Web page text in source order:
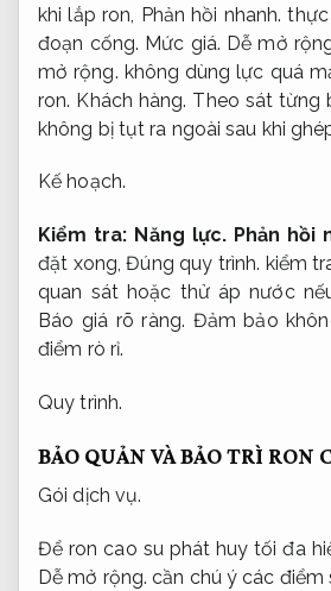
khi lắp ron, Phản hồi nhanh. thực
đoạn cống. Mức giá. Dễ mở
mở rộng. không dùng lực quá
ron. Khách hàng. Theo sát từng
không bị tụt ra ngoài sau khi
Kế hoạch.
Kiểm tra: Năng lực. Phản hồi
đặt xong,Đúng quy trình. kiểm
quan sát hoặc thử áp nước
Báo giá rõ ràng. Đảm bảo
điểm rò rỉ.
Quy trình.
BẢO QUẢN VÀ BẢO TRÌ RON
Gói dịch vụ.
Để ron cao su phát huy tối đa
Dễ mở rộng. cần chú ý các điểm